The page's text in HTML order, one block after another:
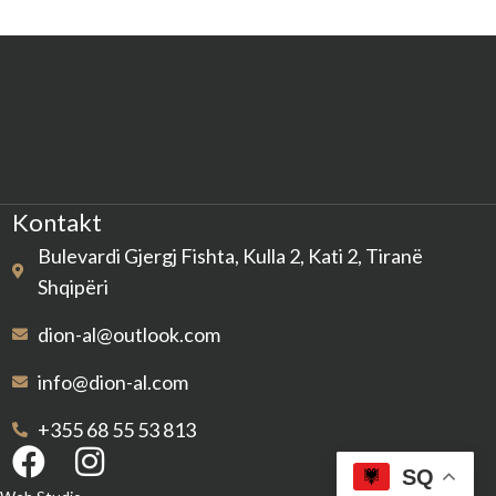
Kontakt
Bulevardi Gjergj Fishta, Kulla 2, Kati 2, Tiranë
Shqipëri
dion-al@outlook.com
info@dion-al.com
+355 68 55 53 813
SQ